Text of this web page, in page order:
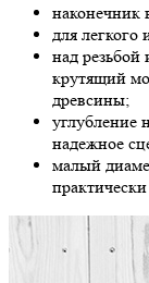
наконечник
для легкого
над
крутящий
древсины;
углубление
надежное
малый